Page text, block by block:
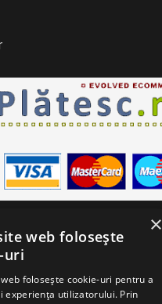
×
web folosește
uri
folosește cookie-uri pentru a
experiența utilizatorului. Prin